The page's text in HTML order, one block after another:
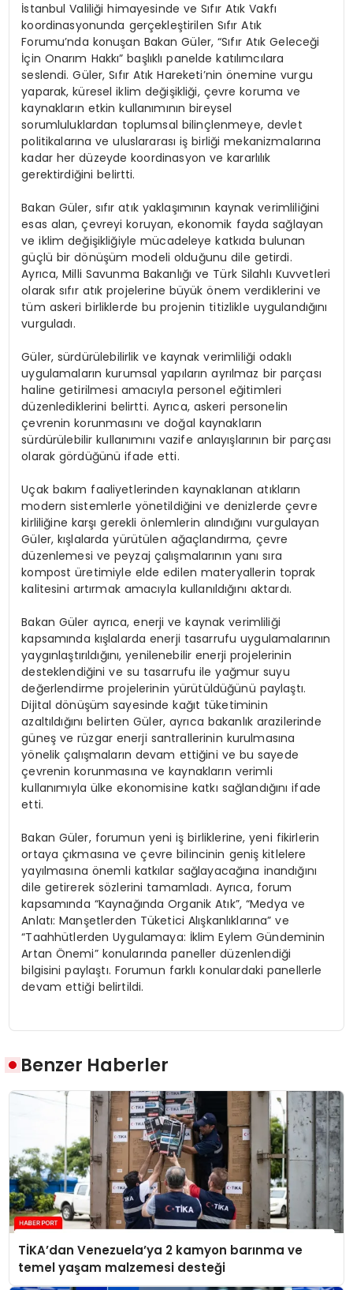
İstanbul Valiliği himayesinde ve Sıfır Atık Vakfı
koordinasyonunda gerçekleştirilen Sıfır Atık
Forumu’nda konuşan Bakan Güler, “Sıfır Atık Geleceği
İçin Onarım Hakkı” başlıklı panelde katılımcılara
seslendi. Güler, Sıfır Atık Hareketi’nin önemine vurgu
yaparak, küresel iklim değişikliği, çevre koruma ve
kaynakların etkin kullanımının bireysel
sorumluluklardan toplumsal bilinçlenmeye, devlet
politikalarına ve uluslararası iş birliği mekanizmalarına
kadar her düzeyde koordinasyon ve kararlılık
gerektirdiğini belirtti.
Bakan Güler, sıfır atık yaklaşımının kaynak verimliliğini
esas alan, çevreyi koruyan, ekonomik fayda sağlayan
ve iklim değişikliğiyle mücadeleye katkıda bulunan
güçlü bir dönüşüm modeli olduğunu dile getirdi.
Ayrıca, Milli Savunma Bakanlığı ve Türk Silahlı Kuvvetleri
olarak sıfır atık projelerine büyük önem verdiklerini ve
tüm askeri birliklerde bu projenin titizlikle uygulandığını
vurguladı.
Güler, sürdürülebilirlik ve kaynak verimliliği odaklı
uygulamaların kurumsal yapıların ayrılmaz bir parçası
haline getirilmesi amacıyla personel eğitimleri
düzenlediklerini belirtti. Ayrıca, askeri personelin
çevrenin korunmasını ve doğal kaynakların
sürdürülebilir kullanımını vazife anlayışlarının bir parçası
olarak gördüğünü ifade etti.
Uçak bakım faaliyetlerinden kaynaklanan atıkların
modern sistemlerle yönetildiğini ve denizlerde çevre
kirliliğine karşı gerekli önlemlerin alındığını vurgulayan
Güler, kışlalarda yürütülen ağaçlandırma, çevre
düzenlemesi ve peyzaj çalışmalarının yanı sıra
kompost üretimiyle elde edilen materyallerin toprak
kalitesini artırmak amacıyla kullanıldığını aktardı.
Bakan Güler ayrıca, enerji ve kaynak verimliliği
kapsamında kışlalarda enerji tasarrufu uygulamalarının
yaygınlaştırıldığını, yenilenebilir enerji projelerinin
desteklendiğini ve su tasarrufu ile yağmur suyu
değerlendirme projelerinin yürütüldüğünü paylaştı.
Dijital dönüşüm sayesinde kağıt tüketiminin
azaltıldığını belirten Güler, ayrıca bakanlık arazilerinde
güneş ve rüzgar enerji santrallerinin kurulmasına
yönelik çalışmaların devam ettiğini ve bu sayede
çevrenin korunmasına ve kaynakların verimli
kullanımıyla ülke ekonomisine katkı sağlandığını ifade
etti.
Bakan Güler, forumun yeni iş birliklerine, yeni fikirlerin
ortaya çıkmasına ve çevre bilincinin geniş kitlelere
yayılmasına önemli katkılar sağlayacağına inandığını
dile getirerek sözlerini tamamladı. Ayrıca, forum
kapsamında “Kaynağında Organik Atık”, “Medya ve
Anlatı: Manşetlerden Tüketici Alışkanlıklarına” ve
“Taahhütlerden Uygulamaya: İklim Eylem Gündeminin
Artan Önemi” konularında paneller düzenlendiği
bilgisini paylaştı. Forumun farklı konulardaki panellerle
devam ettiği belirtildi.
Benzer Haberler
TİKA’dan Venezuela’ya 2 kamyon barınma ve
temel yaşam malzemesi desteği